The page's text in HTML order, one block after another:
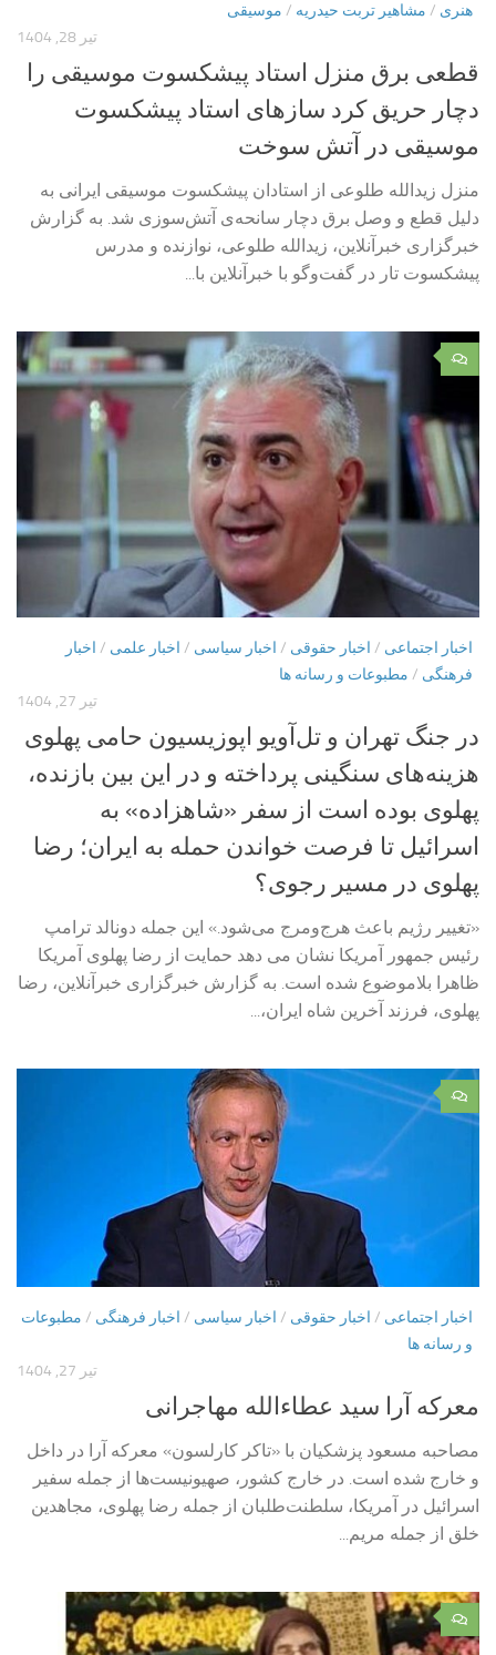
هنری / مشاهیر تربت حیدریه / موسیقی
تیر 28, 1404
قطعی برق منزل استاد پیشکسوت موسیقی را
دچار حریق کرد سازهای استاد پیشکسوت
موسیقی در آتش سوخت
منزل زیدالله طلوعی از استادان پیشکسوت موسیقی ایرانی به
دلیل قطع و وصل برق دچار سانحه‌ی آتش‌سوزی شد. به گزارش
خبرگزاری خبرآنلاین، زیدالله طلوعی، نوازنده و مدرس
پیشکسوت تار در گفت‌وگو با خبرآنلاین با...
۰
اخبار اجتماعی / اخبار حقوقی / اخبار سیاسی / اخبار علمی / اخبار
فرهنگی / مطبوعات و رسانه ها
تیر 27, 1404
در جنگ تهران و تل‌آویو اپوزیسیون حامی پهلوی
هزینه‌های سنگینی پرداخته و در این بین بازنده،
پهلوی بوده است از سفر «شاهزاده» به
اسرائیل تا فرصت خواندن حمله به ایران؛ رضا
پهلوی در مسیر رجوی؟
«تغییر رژیم باعث هرج‌ومرج می‌شود.» این جمله دونالد ترامپ
رئیس جمهور آمریکا نشان می دهد حمایت از رضا پهلوی آمریکا
ظاهرا بلاموضوع شده است. به گزارش خبرگزاری خبرآنلاین، رضا
پهلوی، فرزند آخرین شاه ایران،...
۰
اخبار اجتماعی / اخبار حقوقی / اخبار سیاسی / اخبار فرهنگی / مطبوعات
و رسانه ها
تیر 27, 1404
معرکه آرا سید عطاءالله مهاجرانی
مصاحبه مسعود پزشکیان با «تاکر کارلسون» معرکه آرا در داخل
و خارج شده است. در خارج کشور، صهیونیست‌ها از جمله سفیر
اسرائیل در آمریکا، سلطنت‌طلبان از جمله رضا پهلوی، مجاهدین
خلق از جمله مریم...
۰